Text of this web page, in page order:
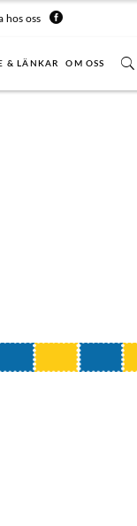
hos oss
& LÄNKAR OM OSS